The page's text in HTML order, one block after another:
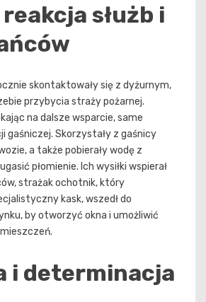
służb i
skontaktowały się z dyżurnym,
przybycia straży pożarnej.
na dalsze wsparcie, same
gaśniczej. Skorzystały z gaśnicy
a także pobierały wodę z
płomienie. Ich wysiłki wspierał
strażak ochotnik, który
kask, wszedł do
by otworzyć okna i umożliwić
i determinacja